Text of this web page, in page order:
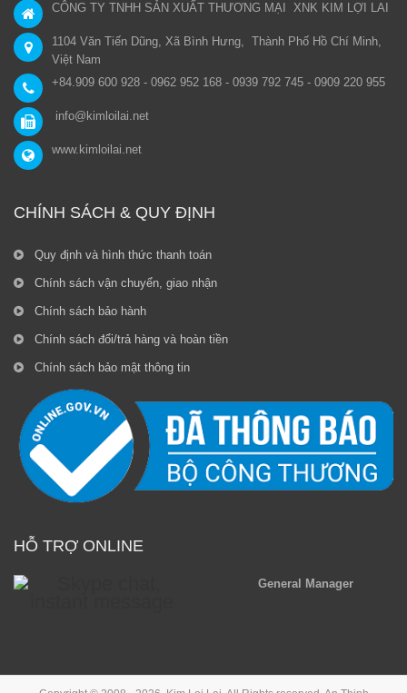
CÔNG TY TNHH SẢN XUẤT THƯƠNG MẠI XNK KIM LỢI LAI
1104 Văn Tiến Dũng, Xã Bình Hưng, Thành Phố Hồ Chí Minh,
Việt Nam
+84.909 600 928 - 0962 952 168 - 0939 792 745 - 0909 220 955
info@kimloilai.net
www.kimloilai.net
CHÍNH SÁCH & QUY ĐỊNH
Quy định và hình thức thanh toán
Chính sách vận chuyển, giao nhận
Chính sách bảo hành
Chính sách đổi/trả hàng và hoàn tiền
Chính sách bảo mật thông tin
HỖ TRỢ ONLINE
General Manager